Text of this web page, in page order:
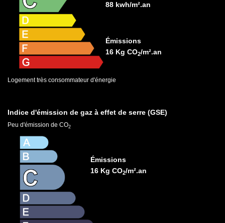
Logement très consommateur d'énergie
88 kwh/m².an
Émissions
16 Kg CO2/m².an
Indice d'émission de gaz à effet de serre (GSE)
Peu d'émission de CO2
Émissions
16 Kg CO2/m².an